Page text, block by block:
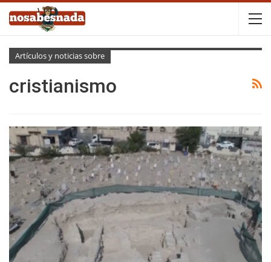
Artículos y noticias sobre
cristianismo